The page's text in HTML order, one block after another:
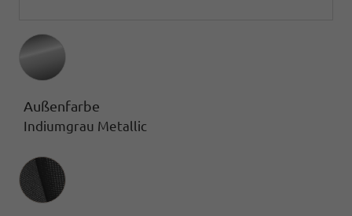
Außenfarbe
Indiumgrau Metallic
Innenausstattung